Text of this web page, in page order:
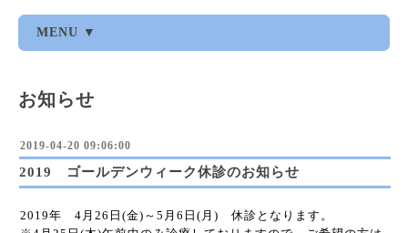
MENU ▼
お知らせ
2019-04-20 09:06:00
2019 ゴールデンウィーク休診のお知らせ
2019年 4月26日(金)～5月6日(月) 休診となります。